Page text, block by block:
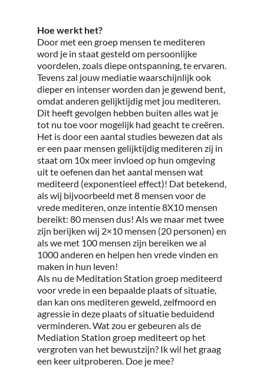
Hoe werkt het?
Door met een groep mensen te mediteren
word je in staat gesteld om persoonlijke
voordelen, zoals diepe ontspanning, te ervaren.
Tevens zal jouw mediatie waarschijnlijk ook
dieper en intenser worden dan je gewend bent,
omdat anderen gelijktijdig met jou mediteren.
Dit heeft gevolgen hebben buiten alles wat je
tot nu toe voor mogelijk had geacht te creëren.
Het is door een aantal studies bewezen dat als
er een paar mensen gelijktijdig mediteren zij in
staat om 10x meer invloed op hun omgeving
uit te oefenen dan het aantal mensen wat
mediteerd (exponentieel effect)! Dat betekend,
als wij bijvoorbeeld met 8 mensen voor de
vrede mediteren, onze intentie 8X10 mensen
bereikt: 80 mensen dus! Als we maar met twee
zijn berijken wij 2×10 mensen (20 personen) en
als we met 100 mensen zijn bereiken we al
1000 anderen en helpen hen vrede vinden en
maken in hun leven!
Als nu de Meditation Station groep mediteerd
voor vrede in een bepaalde plaats of situatie,
dan kan ons mediteren geweld, zelfmoord en
agressie in deze plaats of situatie beduidend
verminderen. Wat zou er gebeuren als de
Mediation Station groep mediteert op het
vergroten van het bewustzijn? Ik wil het graag
een keer uitproberen. Doe je mee?